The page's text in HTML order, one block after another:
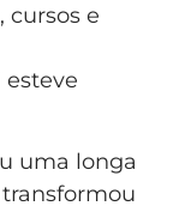
cursos e
uma longa